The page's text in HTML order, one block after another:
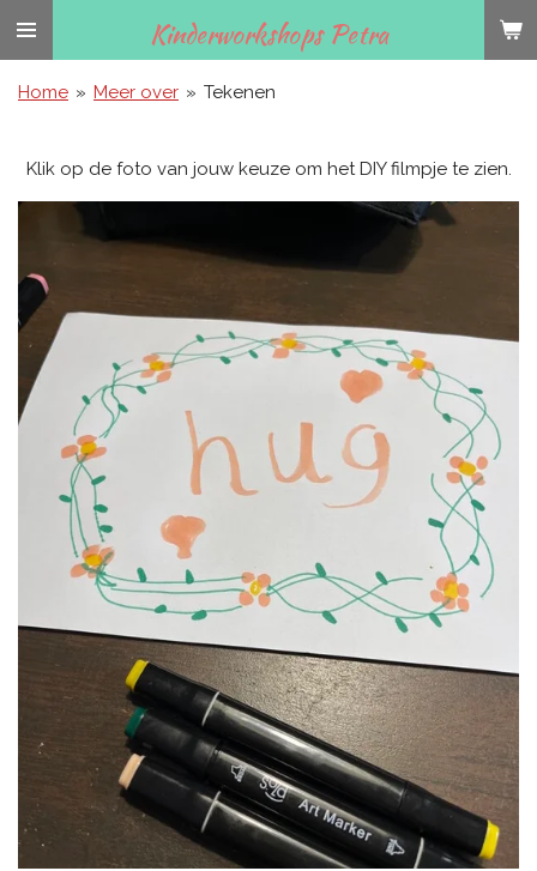
Ga
naar
Kinderworkshops Petra
Home » Meer over » Tekenen
Klik op de foto van jouw keuze om het DIY filmpje te zien.